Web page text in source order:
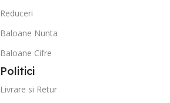
Reduceri
Baloane Nunta
Baloane Cifre
Politici
Livrare si Retur